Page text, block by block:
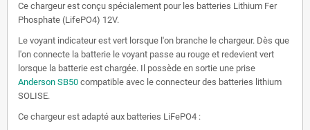
Ce chargeur est conçu spécialement pour les batteries Lithium Fer
Phosphate (LifePO4) 12V.
Le voyant indicateur est vert lorsque l'on branche le chargeur. Dès que
l'on connecte la batterie le voyant passe au rouge et redevient vert
lorsque la batterie est chargée. Il possède en sortie une prise
Anderson SB50 compatible avec le connecteur des batteries lithium
SOLISE.
Ce chargeur est adapté aux batteries LiFePO4 :